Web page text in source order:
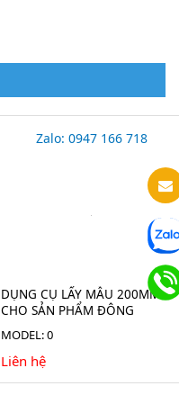
Zalo: 0947 166 718
DỤNG CỤ LẤY MẪU 200MM
CHO SẢN PHẨM ĐÔNG
5323-0200
MODEL: 0
Liên hệ